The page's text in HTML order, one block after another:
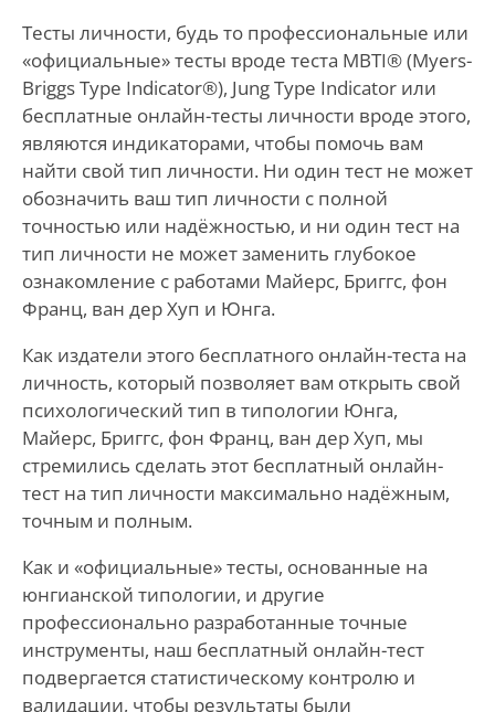
Тесты личности, будь то профессиональные или
«официальные» тесты вроде теста MBTI® (Myers-
Briggs Type Indicator®), Jung Type Indicator или
бесплатные онлайн-тесты личности вроде этого,
являются индикаторами, чтобы помочь вам
найти свой тип личности. Ни один тест не может
обозначить ваш тип личности с полной
точностью или надёжностью, и ни один тест на
тип личности не может заменить глубокое
ознакомление с работами Майерс, Бриггс, фон
Франц, ван дер Хуп и Юнга.
Как издатели этого бесплатного онлайн-теста на
личность, который позволяет вам открыть свой
психологический тип в типологии Юнга,
Майерс, Бриггс, фон Франц, ван дер Хуп, мы
стремились сделать этот бесплатный онлайн-
тест на тип личности максимально надёжным,
точным и полным.
Как и «официальные» тесты, основанные на
юнгианской типологии, и другие
профессионально разработанные точные
инструменты, наш бесплатный онлайн-тест
подвергается статистическому контролю и
валидации, чтобы результаты были